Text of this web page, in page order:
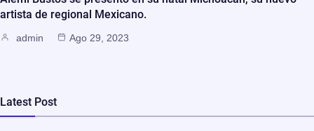
artista de regional Mexicano.
admin Ago 29, 2023
Latest Post